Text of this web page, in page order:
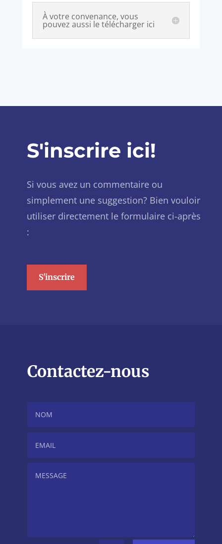
À votre convenance, vous
pouvez aussi le télécharger ici
S'inscrire ici!
Si vous avez un commentaire ou
simplement une suggestion? Bien vouloir
utiliser directement le formulaire ci-après
:
S'inscrire
Contactez-nous